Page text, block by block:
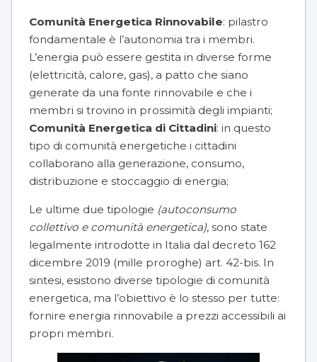
Comunità Energetica Rinnovabile: pilastro
fondamentale è l’autonomia tra i membri.
L’energia può essere gestita in diverse forme
(elettricità, calore, gas), a patto che siano
generate da una fonte rinnovabile e che i
membri si trovino in prossimità degli impianti;
Comunità Energetica di Cittadini: in questo
tipo di comunità energetiche i cittadini
collaborano alla generazione, consumo,
distribuzione e stoccaggio di energia;
Le ultime due tipologie (autoconsumo
collettivo e comunità energetica), sono state
legalmente introdotte in Italia dal decreto 162
dicembre 2019 (mille proroghe) art. 42-bis. In
sintesi, esistono diverse tipologie di comunità
energetica, ma l’obiettivo è lo stesso per tutte:
fornire energia rinnovabile a prezzi accessibili ai
propri membri.